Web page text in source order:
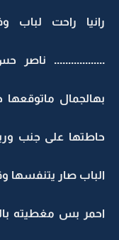
رانيا راحت لباب
.................. ناصر
بهالجمال ماتوقعها
حاطتها على جنب
الباب صار يتنفسها
احمر بس مغطيته